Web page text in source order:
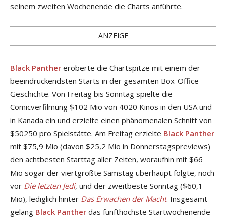
seinem zweiten Wochenende die Charts anführte.
ANZEIGE
Black Panther eroberte die Chartspitze mit einem der
beeindruckendsten Starts in der gesamten Box-Office-
Geschichte. Von Freitag bis Sonntag spielte die
Comicverfilmung $102 Mio von 4020 Kinos in den USA und
in Kanada ein und erzielte einen phänomenalen Schnitt von
$50250 pro Spielstätte. Am Freitag erzielte Black Panther
mit $75,9 Mio (davon $25,2 Mio in Donnerstagspreviews)
den achtbesten Starttag aller Zeiten, woraufhin mit $66
Mio sogar der viertgrößte Samstag überhaupt folgte, noch
vor Die letzten Jedi, und der zweitbeste Sonntag ($60,1
Mio), lediglich hinter Das Erwachen der Macht. Insgesamt
gelang Black Panther das fünfthöchste Startwochenende